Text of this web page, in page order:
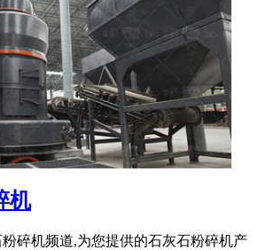
机
碎机频道,为您提供的石灰石粉碎机产